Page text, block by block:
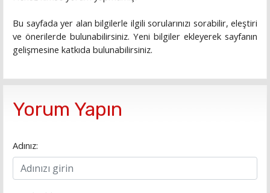
Bu sayfada yer alan bilgilerle ilgili sorularınızı sorabilir, eleştiri
ve önerilerde bulunabilirsiniz. Yeni bilgiler ekleyerek sayfanın
gelişmesine katkıda bulunabilirsiniz.
Yorum Yapın
Adınız: